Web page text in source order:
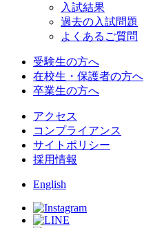
入試結果
過去の入試問題
よくあるご質問
受験生の方へ
在校生・保護者の方へ
卒業生の方へ
アクセス
コンプライアンス
サイトポリシー
採用情報
English